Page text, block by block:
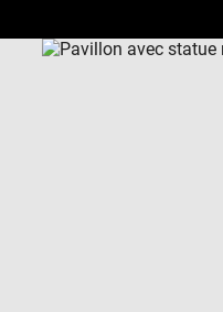
Download
Next
Previous